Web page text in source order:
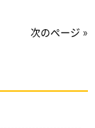
次のページ »